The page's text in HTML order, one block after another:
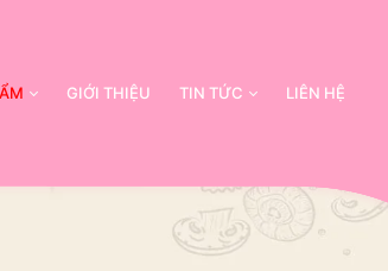
GIỚI THIỆU TIN TỨC LIÊN HỆ